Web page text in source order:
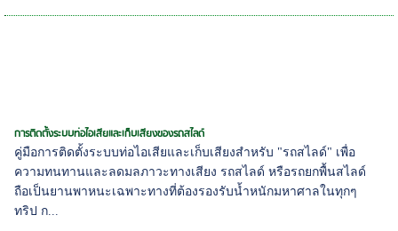
การติดตั้งระบบท่อไอเสียและเก็บเสียงของรถสไลด์
คู่มือการติดตั้งระบบท่อไอเสียและเก็บเสียงสำหรับ "รถสไลด์" เพื่อ
ความทนทานและลดมลภาวะทางเสียง รถสไลด์ หรือรถยกพื้นสไลด์
ถือเป็นยานพาหนะเฉพาะทางที่ต้องรองรับน้ำหนักมหาศาลในทุกๆ
ทริป ก...